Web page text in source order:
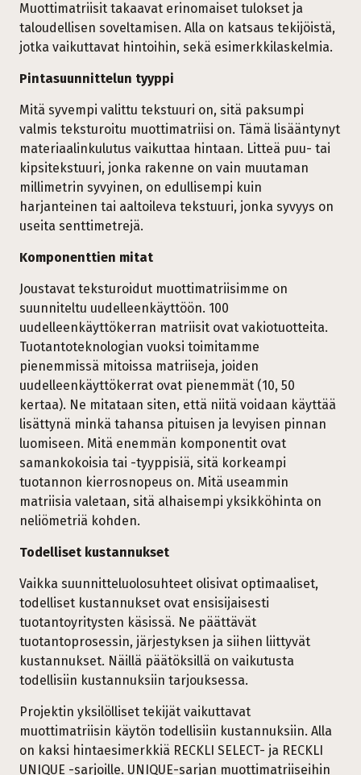
Muottimatriisit takaavat erinomaiset tulokset ja
taloudellisen soveltamisen. Alla on katsaus tekijöistä,
jotka vaikuttavat hintoihin, sekä esimerkkilaskelmia.
Pintasuunnittelun tyyppi
Mitä syvempi valittu tekstuuri on, sitä paksumpi
valmis teksturoitu muottimatriisi on. Tämä lisääntynyt
materiaalinkulutus vaikuttaa hintaan. Litteä puu- tai
kipsitekstuuri, jonka rakenne on vain muutaman
millimetrin syvyinen, on edullisempi kuin
harjanteinen tai aaltoileva tekstuuri, jonka syvyys on
useita senttimetrejä.
Komponenttien mitat
Joustavat teksturoidut muottimatriisimme on
suunniteltu uudelleenkäyttöön. 100
uudelleenkäyttökerran matriisit ovat vakiotuotteita.
Tuotantoteknologian vuoksi toimitamme
pienemmissä mitoissa matriiseja, joiden
uudelleenkäyttökerrat ovat pienemmät (10, 50
kertaa). Ne mitataan siten, että niitä voidaan käyttää
lisättynä minkä tahansa pituisen ja levyisen pinnan
luomiseen. Mitä enemmän komponentit ovat
samankokoisia tai -tyyppisiä, sitä korkeampi
tuotannon kierrosnopeus on. Mitä useammin
matriisia valetaan, sitä alhaisempi yksikköhinta on
neliömetriä kohden.
Todelliset kustannukset
Vaikka suunnitteluolosuhteet olisivat optimaaliset,
todelliset kustannukset ovat ensisijaisesti
tuotantoyritysten käsissä. Ne päättävät
tuotantoprosessin, järjestyksen ja siihen liittyvät
kustannukset. Näillä päätöksillä on vaikutusta
todellisiin kustannuksiin tarjouksessa.
Projektin yksilölliset tekijät vaikuttavat
muottimatriisin käytön todellisiin kustannuksiin. Alla
on kaksi hintaesimerkkiä RECKLI SELECT- ja RECKLI
UNIQUE -sarjoille. UNIQUE-sarjan muottimatriiseihin